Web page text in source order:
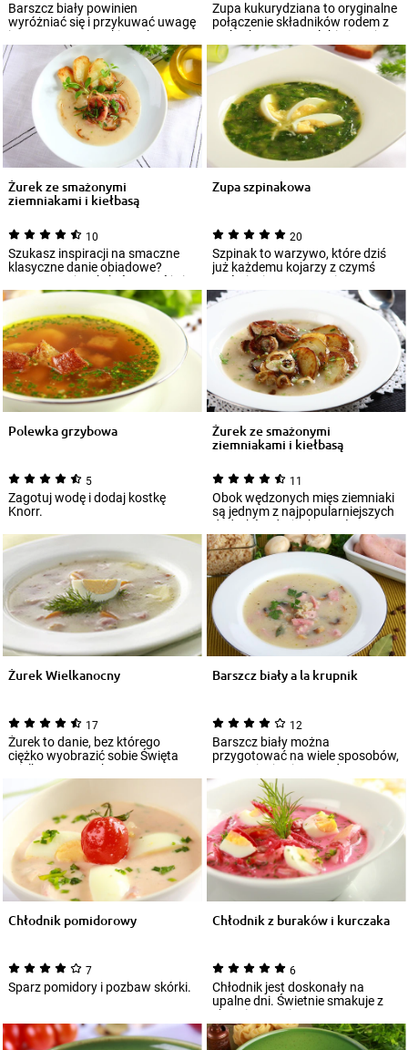
Barszcz biały powinien
wyróżniać się i przykuwać uwagę
intensywnym smakiem chrzanu.
Aby uzyskać t...
Zupa kukurydziana to oryginalne
połączenie składników rodem z
Meksyku z tym, co lubią i znają
Eur...
Żurek ze smażonymi
ziemniakami i kiełbasą
10
Szukasz inspiracji na smaczne
klasyczne danie obiadowe?
Postaw na żurek, który wyróżnia
się chara...
Zupa szpinakowa
20
Szpinak to warzywo, które dziś
już każdemu kojarzy z czymś
wyśmienitym. Wreszcie
nauczyliśmy się...
Polewka grzybowa
5
Zagotuj wodę i dodaj kostkę
Knorr.
Żurek ze smażonymi
ziemniakami i kiełbasą
11
Obok wędzonych mięs ziemniaki
są jednym z najpopularniejszych
dodatków do żurku. Zwłaszcza
jeśli...
Żurek Wielkanocny
17
Żurek to danie, bez którego
ciężko wyobrazić sobie Święta
Wielkanocne. Dobrze
doprawiony, aromaty...
Barszcz biały a la krupnik
12
Barszcz biały można
przygotować na wiele sposobów,
urozmaicając jego podstawową
wersję. Wypróbuj...
Chłodnik pomidorowy
7
Sparz pomidory i pozbaw skórki.
Chłodnik z buraków i kurczaka
6
Chłodnik jest doskonały na
upalne dni. Świetnie smakuje z
chrupiącym pieczywem,
grzankami czosnko...